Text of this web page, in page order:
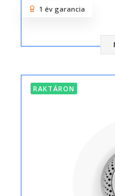
1 év garancia
RAKTÁRON